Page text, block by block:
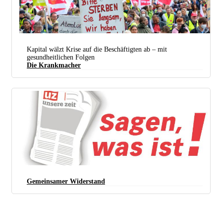
Demonstration streikender Pflegekräfte in Köln im Jahr 2022. (Foto: Hans-Dieter Hey / r-
Kapital wälzt Krise auf die Beschäftigten ab – mit
gesundheitlichen Folgen
Die Krankmacher
Gemeinsamer Widerstand